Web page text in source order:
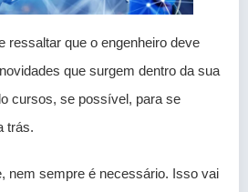
ressaltar que o engenheiro deve
que surgem dentro da sua
cursos, se possível, para se
trás.
nem sempre é necessário. Isso vai